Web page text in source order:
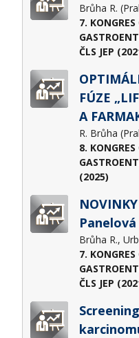
Brůha R.
7. KONGRES
ČLS JEP
FÚZE
A
R. Brůha
8. KONGRES
(2025)
Brůha R.,
7. KONGRES
ČLS JEP